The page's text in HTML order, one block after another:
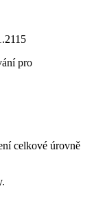
pro
celkové úrovně